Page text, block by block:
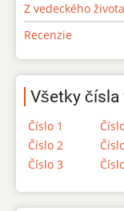
Z vedeckého života
Recenzie
Všetky čísla
Číslo 1
Číslo 2
Číslo 3